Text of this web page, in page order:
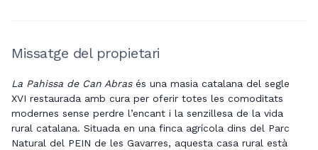
Missatge del propietari
La Pahissa de Can Abrasés una masia catalana del segle
XVI restaurada amb cura per oferir totes les comoditats
modernes sense perdre l’encant i la senzillesa de la vida
rural catalana. Situada en una finca agrícola dins del Parc
Natural del PEIN de les Gavarres, aquesta casa rural està